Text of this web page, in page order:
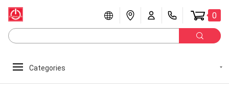
0
Categories